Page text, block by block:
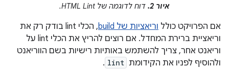
איור 2. דוח לדוגמה של HTML Lint.
אם הפרויקט כולל וריאציות של build
, הכלי lint בודק רק את
וריאציית ברירת המחדל. אם רוצים להריץ את הכלי lint על
וריאנט אחר, צריך להשתמש באותיות רישיות בשם הווריאנט
ולהוסיף לפניו את הקידומת lint
.